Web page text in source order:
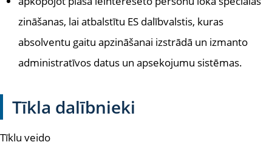
zināšanas, lai atbalstītu ES dalībvalstis, kuras
absolventu gaitu apzināšanai izstrādā un izmanto
administratīvos datus un apsekojumu sistēmas.
Tīkla dalībnieki
Tīklu veido